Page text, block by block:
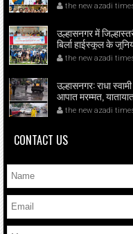
the new azadi
उल्हासनगर में
बिर्ला हाईस्कूल के
मनिषा आव्हाळे व
the new azadi
उल्हासनगर: राधा
आपात मरम्मत,
the new azadi
CONTACT US